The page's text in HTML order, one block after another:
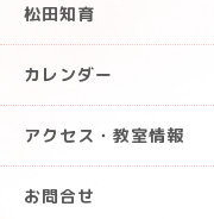
松田知育
カレンダー
アクセス・教室情報
お問合せ